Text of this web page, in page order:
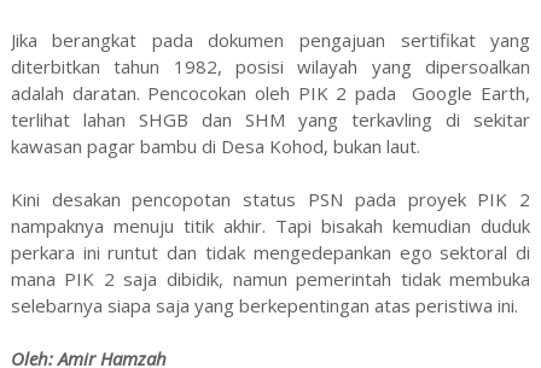
Jika berangkat pada dokumen pengajuan sertifikat yang
diterbitkan tahun 1982, posisi wilayah yang dipersoalkan
adalah daratan. Pencocokan oleh PIK 2 pada Google Earth,
terlihat lahan SHGB dan SHM yang terkavling di sekitar
kawasan pagar bambu di Desa Kohod, bukan laut.
Kini desakan pencopotan status PSN pada proyek PIK 2
nampaknya menuju titik akhir. Tapi bisakah kemudian duduk
perkara ini runtut dan tidak mengedepankan ego sektoral di
mana PIK 2 saja dibidik, namun pemerintah tidak membuka
selebarnya siapa saja yang berkepentingan atas peristiwa ini.
Oleh: Amir Hamzah